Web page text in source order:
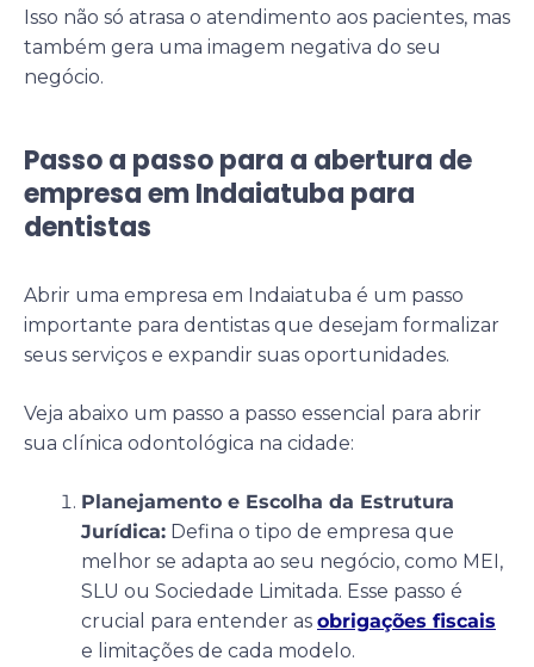
Isso não só atrasa o atendimento aos pacientes, mas
também gera uma imagem negativa do seu
negócio.
Passo a passo para a abertura de
empresa em Indaiatuba para
dentistas
Abrir uma empresa em Indaiatuba é um passo
importante para dentistas que desejam formalizar
seus serviços e expandir suas oportunidades.
Veja abaixo um passo a passo essencial para abrir
sua clínica odontológica na cidade:
Planejamento e Escolha da Estrutura
Jurídica: Defina o tipo de empresa que
melhor se adapta ao seu negócio, como MEI,
SLU ou Sociedade Limitada. Esse passo é
crucial para entender as obrigações fiscais
e limitações de cada modelo.